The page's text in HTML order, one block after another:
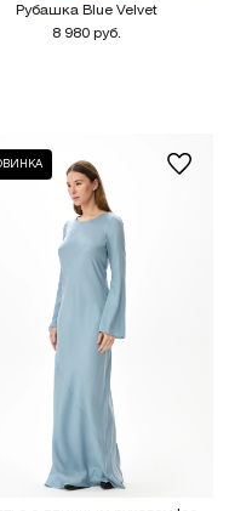
Рубашка Blue Velvet
8 980 руб.